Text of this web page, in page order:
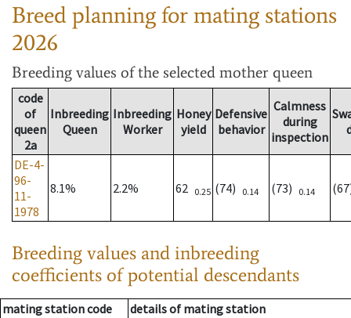
Breed planning for mating stations
2026
Breeding values of the selected mother queen
code
of
queen
2a
Inbreeding
Queen
Inbreeding
Worker
Honey
yield
Defensive
behavior
Calmness
during
inspection
DE-4-
96-
11-
1978
8.1% 2.2% 62 0.25 (74) 0.14 (73) 0.14
Breeding values and inbreeding
coefficients of potential descendants
mating station code details of mating station